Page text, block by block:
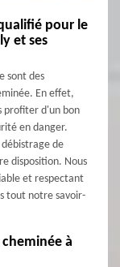
pour le
et ses
sont des
En effet,
profiter d'un bon
en danger.
débistrage de
disposition. Nous
et respectant
tout notre savoir-
à